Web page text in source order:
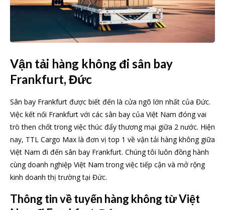
Vận tải hàng không đi sân bay
Frankfurt, Đức
Sân bay Frankfurt được biết đến là cửa ngõ lớn nhất của Đức.
Việc kết nối Frankfurt với các sân bay của Việt Nam đóng vai
trò then chốt trong việc thúc đẩy thương mại giữa 2 nước. Hiện
nay, TTL Cargo Max là đơn vị top 1 về vận tải hàng không giữa
Việt Nam đi đến sân bay Frankfurt. Chúng tôi luôn đồng hành
cùng doanh nghiệp Việt Nam trong việc tiếp cận và mở rộng
kinh doanh thị trường tại Đức.
Thông tin về tuyến hàng không từ Việt